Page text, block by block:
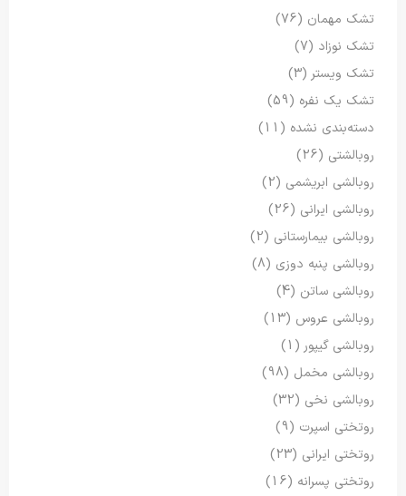
تشک مهمان (76)
تشک نوزاد (7)
تشک ویستر (3)
تشک یک نفره (59)
دسته‌بندی نشده (11)
روبالشتی (26)
روبالشی ابریشمی (2)
روبالشی ایرانی (26)
روبالشی بیمارستانی (2)
روبالشی پنبه دوزی (8)
روبالشی ساتن (4)
روبالشی عروس (13)
روبالشی گیپور (1)
روبالشی مخمل (98)
روبالشی نخی (32)
روتختی اسپرت (9)
روتختی ایرانی (23)
روتختی پسرانه (16)